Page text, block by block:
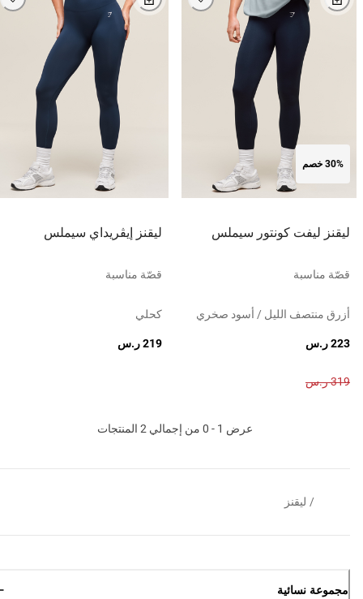
30% خصم
ليقنز ليفت كونتور سيملس
قصّة مناسبة
أزرق منتصف الليل / أسود صخري
223 ر.س
319 ر.س
ليقنز إيڤريداي سيملس
قصّة مناسبة
كحلي
219 ر.س
عرض 1 - 0 من إجمالي 2 المنتجات
/ ليقنز
مجموعة نسائية